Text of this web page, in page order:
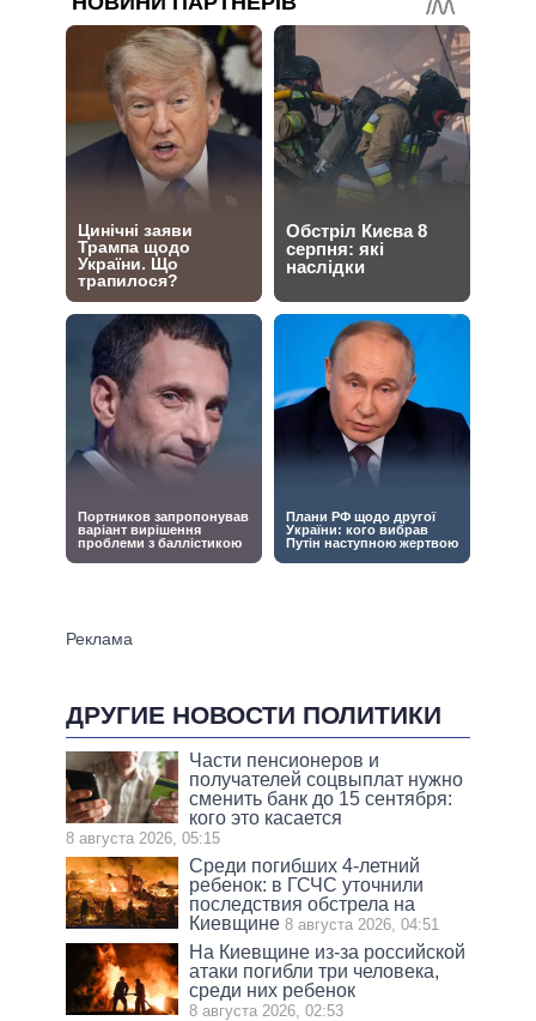
ДРУГИЕ НОВОСТИ ПОЛИТИКИ
Части пенсионеров и
получателей соцвыплат нужно
сменить банк до 15 сентября:
кого это касается
8 августа 2026, 05:15
Среди погибших 4-летний
ребенок: в ГСЧС уточнили
последствия обстрела на
Киевщине 8 августа 2026, 04:51
На Киевщине из-за российской
атаки погибли три человека,
среди них ребенок
8 августа 2026, 02:53